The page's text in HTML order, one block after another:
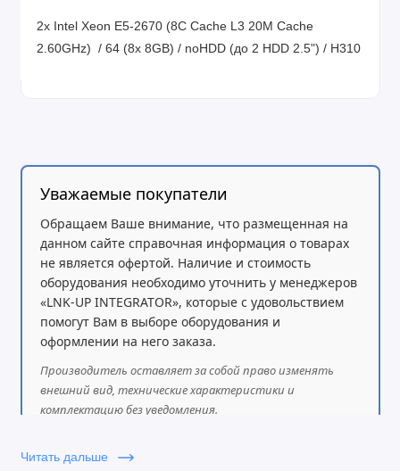
2x Intel Xeon E5-2670 (8C Cache L3 20M Cache
2.60GHz) / 64 (8x 8GB) / noHDD (до 2 HDD 2.5") / H310
Уважаемые покупатели
Обращаем Ваше внимание, что размещенная на
данном сайте справочная информация о товарах
не является офертой. Наличие и стоимость
оборудования необходимо уточнить у менеджеров
«LNK-UP INTEGRATOR», которые с удовольствием
помогут Вам в выборе оборудования и
оформлении на него заказа.
Производитель оставляет за собой право изменять
внешний вид, технические характеристики и
комплектацию без уведомления.
Читать дальше